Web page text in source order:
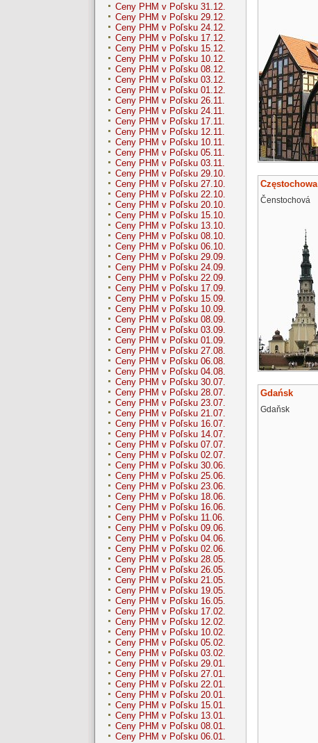
Ceny PHM v Poľsku 31.12.
Ceny PHM v Poľsku 29.12.
Ceny PHM v Poľsku 24.12.
Ceny PHM v Poľsku 17.12.
Ceny PHM v Poľsku 15.12.
Ceny PHM v Poľsku 10.12.
Ceny PHM v Poľsku 08.12.
Ceny PHM v Poľsku 03.12.
Ceny PHM v Poľsku 01.12.
Ceny PHM v Poľsku 26.11.
Ceny PHM v Poľsku 24.11.
Ceny PHM v Poľsku 17.11.
Ceny PHM v Poľsku 12.11.
Ceny PHM v Poľsku 10.11.
Ceny PHM v Poľsku 05.11.
Ceny PHM v Poľsku 03.11.
Ceny PHM v Poľsku 29.10.
Ceny PHM v Poľsku 27.10.
Ceny PHM v Poľsku 22.10.
Ceny PHM v Poľsku 20.10.
Ceny PHM v Poľsku 15.10.
Ceny PHM v Poľsku 13.10.
Ceny PHM v Poľsku 08.10.
Ceny PHM v Poľsku 06.10.
Ceny PHM v Poľsku 29.09.
Ceny PHM v Poľsku 24.09.
Ceny PHM v Poľsku 22.09.
Ceny PHM v Poľsku 17.09.
Ceny PHM v Poľsku 15.09.
Ceny PHM v Poľsku 10.09.
Ceny PHM v Poľsku 08.09.
Ceny PHM v Poľsku 03.09.
Ceny PHM v Poľsku 01.09.
Ceny PHM v Poľsku 27.08.
Ceny PHM v Poľsku 06.08.
Ceny PHM v Poľsku 04.08.
Ceny PHM v Poľsku 30.07.
Ceny PHM v Poľsku 28.07.
Ceny PHM v Poľsku 23.07.
Ceny PHM v Poľsku 21.07.
Ceny PHM v Poľsku 16.07.
Ceny PHM v Poľsku 14.07.
Ceny PHM v Poľsku 07.07.
Ceny PHM v Poľsku 02.07.
Ceny PHM v Poľsku 30.06.
Ceny PHM v Poľsku 25.06.
Ceny PHM v Poľsku 23.06.
Ceny PHM v Poľsku 18.06.
Ceny PHM v Poľsku 16.06.
Ceny PHM v Poľsku 11.06.
Ceny PHM v Poľsku 09.06.
Ceny PHM v Poľsku 04.06.
Ceny PHM v Poľsku 02.06.
Ceny PHM v Poľsku 28.05.
Ceny PHM v Poľsku 26.05.
Ceny PHM v Poľsku 21.05.
Ceny PHM v Poľsku 19.05.
Ceny PHM v Poľsku 16.05.
Ceny PHM v Poľsku 17.02.
Ceny PHM v Poľsku 12.02.
Ceny PHM v Poľsku 10.02.
Ceny PHM v Poľsku 05.02.
Ceny PHM v Poľsku 03.02.
Ceny PHM v Poľsku 29.01.
Ceny PHM v Poľsku 27.01.
Ceny PHM v Poľsku 22.01.
Ceny PHM v Poľsku 20.01.
Ceny PHM v Poľsku 15.01.
Ceny PHM v Poľsku 13.01.
Ceny PHM v Poľsku 08.01.
Ceny PHM v Poľsku 06.01.
Częstochowa
Čenstochová
Gdańsk
Gdaňsk